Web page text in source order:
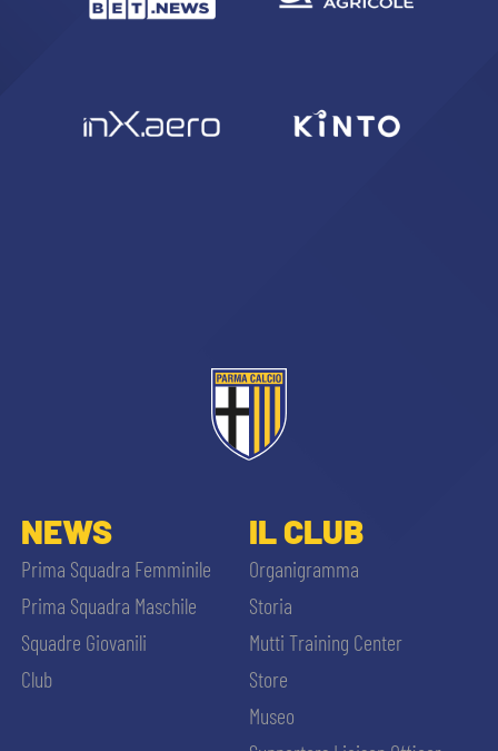
NEWS
Prima Squadra Femminile
Prima Squadra Maschile
Squadre Giovanili
Club
IL CLUB
Organigramma
Storia
Mutti Training Center
Store
Museo